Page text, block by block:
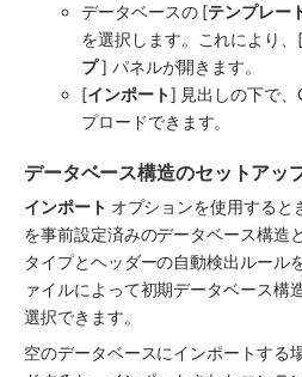
データベースの [テンプレー
を選択します。これにより、
プ ] パネルが開きます。
[インポート] 見出しの下で、
プロードできます。
データベース構造のセットアッ
インポート オプションを使用すると
を事前設定済みのデータベース構造
タイプとヘッダーの自動検出ルール
ァイルによって初期データベース構
選択できます。
空のデータベースにインポートする